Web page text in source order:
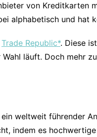
von Kreditkarten
alphabetisch und hat
Trade Republic*. Diese
läuft. Doch mehr
weltweit führender
indem es